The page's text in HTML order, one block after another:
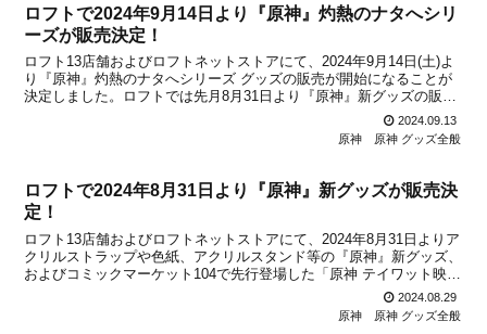
ロフトで2024年9月14日より『原神』灼熱のナタへシリ
ーズが販売決定！
ロフト13店舗およびロフトネットストアにて、2024年9月14日(土)よ
り『原神』灼熱のナタへシリーズ グッズの販売が開始になることが
決定しました。ロフトでは先月8月31日より『原神』新グッズの販売
が始まっていますが、9月14日からは新たに「ナタ」をテーマにした
2024.09.13
原神
原神 グッズ全般
ロフトで2024年8月31日より『原神』新グッズが販売決
定！
ロフト13店舗およびロフトネットストアにて、2024年8月31日よりア
クリルストラップや色紙、アクリルスタンド等の『原神』新グッズ、
およびコミックマーケット104で先行登場した「原神 テイワット映影
シリーズ」の販売が開始になることが決定しました。ロフトでは
2024.08.29
原神
原神 グッズ全般